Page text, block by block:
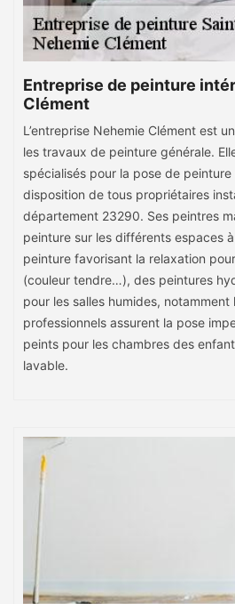
Entreprise de peinture
Clément
L’entreprise Nehemie Clément est
les travaux de peinture générale.
spécialisés pour la pose de peinture
disposition de tous propriétaires
département 23290. Ses peintres
peinture sur les différents espaces
peinture favorisant la relaxation
(couleur tendre…), des peintures
pour les salles humides, notamment
professionnels assurent la pose
peints pour les chambres des
lavable.